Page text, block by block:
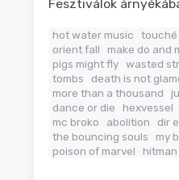
Fesztiválok
hot water music touché
orient fall
make do and
pigs might fly wasted
tombs
death is not
more than a thousand
dance or die
hexvessel
mc broko
abolition dir
the bouncing souls
my
poison of marvel
hitman